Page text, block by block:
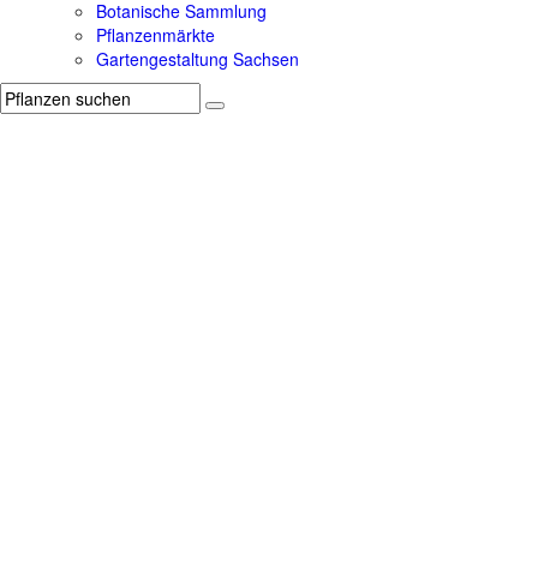
Botanische Sammlung
Pflanzenmärkte
Gartengestaltung Sachsen